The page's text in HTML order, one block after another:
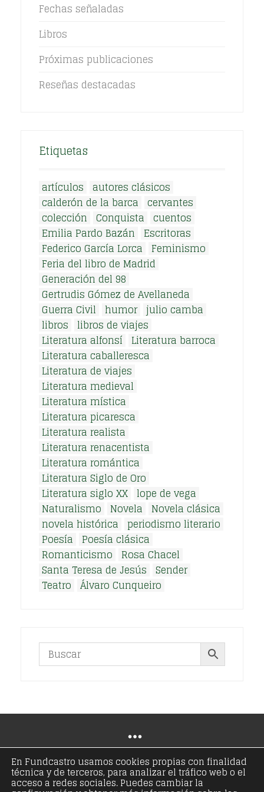
Fechas señaladas
Libros
Próximas publicaciones
Reseñas destacadas
Etiquetas
artículos
autores clásicos
calderón de la barca cervantes
colección Conquista cuentos
Emilia Pardo Bazán
Escritoras
Federico García Lorca
Feminismo
Feria del libro de Madrid
Generación del 98
Gertrudis Gómez de Avellaneda
Guerra Civil humor julio camba
libros libros de viajes
Literatura alfonsí Literatura barroca
Literatura caballeresca
Literatura de viajes
Literatura medieval
Literatura mística
Literatura picaresca
Literatura realista
Literatura renacentista
Literatura romántica
Literatura Siglo de Oro
Literatura siglo XX lope de vega
Naturalismo
Novela
Novela clásica
novela histórica periodismo literario
Poesía
Poesía clásica
Romanticismo
Rosa Chacel
Santa Teresa de Jesús Sender
Teatro Álvaro Cunqueiro
© Copyright 2021 - Fundación José Antonio de
En Fundcastro usamos cookies propias con finalidad
técnica y de terceros, para analizar el tráfico web o el
acceso a redes sociales. Puedes cambiar la